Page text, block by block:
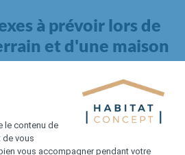
à prévoir lors de
et d'une maison
à votre budget, les
du terrain et la construction, il
la viabilisation si elle n'est pas
Les frais de raccordements et les
entre 5 000 et 15 000 euros selon la
du terrain et son accès.